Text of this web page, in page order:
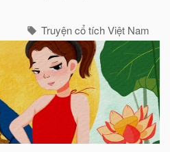
Truyện cổ tích Việt Nam